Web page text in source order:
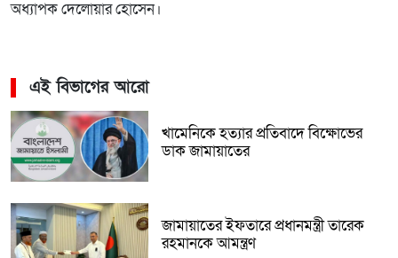
অধ্যাপক দেলোয়ার হোসেন।
এই বিভাগের আরো
খামেনিকে হত্যার প্রতিবাদে বিক্ষোভের
ডাক জামায়াতের
জামায়াতের ইফতারে প্রধানমন্ত্রী তারেক
রহমানকে আমন্ত্রণ